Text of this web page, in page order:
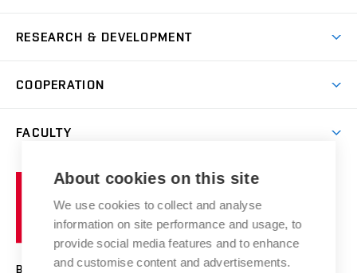
Degree studies in Czech
Summer school
E-application
IT services
Courses
RESEARCH & DEVELOPMENT
Research groups
Research results
Achievements and awards
Conferences
COOPERATION
Chemistry and Life
High schools & FCH
Science popularization
FACULTY
Brno
University
of
Technology
BRNO UNIVERSITY OF TECHNOLOGY
About cookies on this site
We use cookies to collect and analyse
information on site performance and usage, to
provide social media features and to enhance
and customise content and advertisements.